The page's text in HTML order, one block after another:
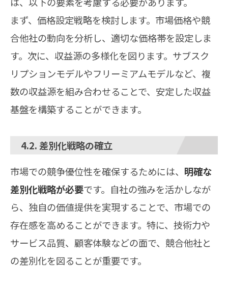
まず、価格設定戦略を検討します。市場価格や競
合他社の動向を分析し、適切な価格帯を設定しま
す。次に、収益源の多様化を図ります。サブスク
リプションモデルやフリーミアムモデルなど、複
数の収益源を組み合わせることで、安定した収益
基盤を構築することができます。
4.2. 差別化戦略の確立
市場での競争優位性を確保するためには、 明確な
差別化戦略が必要です。自社の強みを活かしなが
ら、独自の価値提供を実現することで、市場での
存在感を高めることができます。特に、技術力や
サービス品質、顧客体験などの面で、競合他社と
の差別化を図ることが重要です。